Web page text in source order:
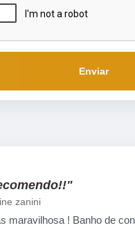
Enviar
zanini
maravilhosa ! Banho de